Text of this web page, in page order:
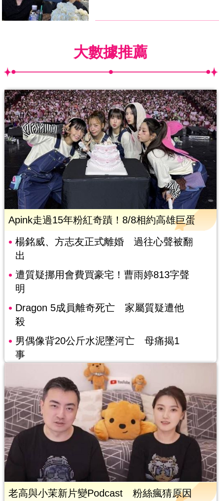
大數據推薦
Apink走過15年粉紅奇蹟！8/8相約高雄巨蛋
楊銘威、方志友正式離婚 過往心聲被翻
出
遭質疑挪用會費買豪宅！曹雨婷813字聲
明
Dragon 5成員離奇死亡 家屬質疑遭他
殺
男偶像背20公斤水泥墜河亡 母痛揭1
事
老高與小茉新片變Podcast 粉絲瘋猜原因